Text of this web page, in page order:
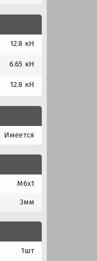
12.8 кН
6.65 кН
12.8 кН
Имеется
M6x1
3мм
1шт